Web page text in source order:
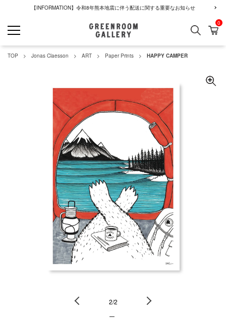
【INFORMATION】令和8年熊本地震に伴う配送に関する重要なお知らせ
検索 カ
0
TOP Jonas Claesson ART Paper Prints HAPPY CAMPER
2/2
Previous
ー